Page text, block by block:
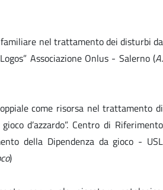
nel trattamento dei disturbi da
Associazione Onlus - Salerno (A.
come risorsa nel trattamento di
d’azzardo”. Centro di Riferimento
della Dipendenza da gioco - USL
)